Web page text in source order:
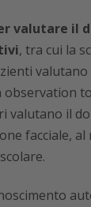
valutare il
, tra cui la
observation
valutano il
facciale,